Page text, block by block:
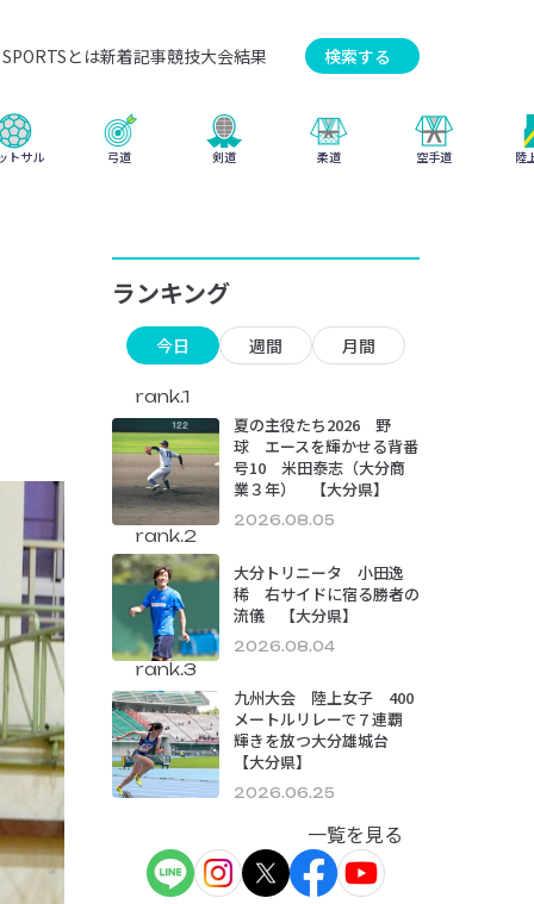
とは新着記事競技大会結果 検索する
トサル 弓道 剣道 柔道 空手道 陸
ランキング
今日 週間 月間
rank.1
夏の主役たち2026 野
球 エースを輝かせる背番
号10 米田泰志（大分商
業３年） 【大分県】
2026.08.05
rank.2
大分トリニータ 小田逸
稀 右サイドに宿る勝者の
流儀 【大分県】
2026.08.04
rank.3
九州大会 陸上女子 400
メートルリレーで７連覇
輝きを放つ大分雄城台
【大分県】
2026.06.25
一覧を見る